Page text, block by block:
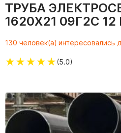
ТРУБА
1620Х21 09Г2С 12
130 человек(а) интересовались
★★★★★(5.0)